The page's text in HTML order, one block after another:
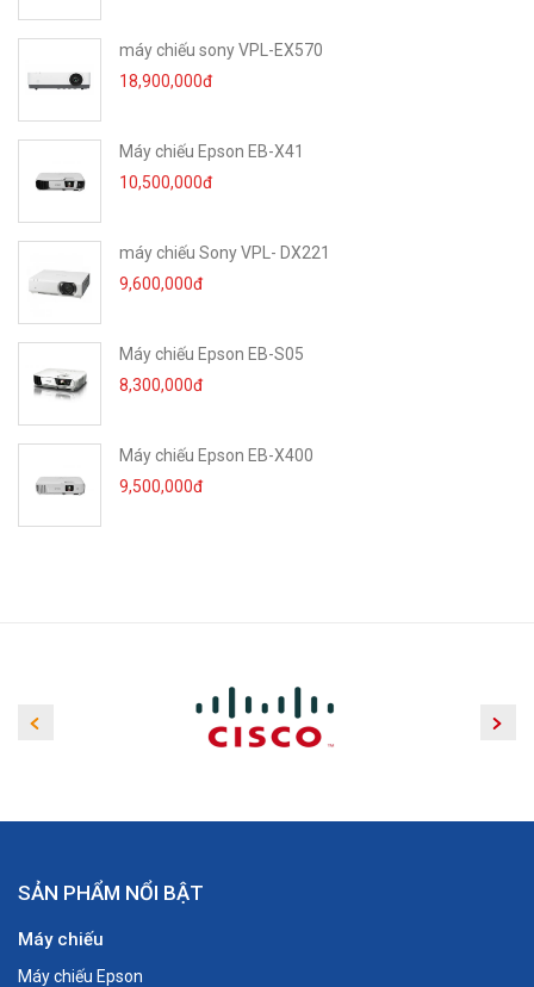
Kiểu màn chiếu
Thời gian bảo hành 12 tháng
Trung Quốc
Nguồn gốc
máy chiếu sony VPL-EX570
18,900,000đ
Máy chiếu Epson EB-X41
10,500,000đ
máy chiếu Sony VPL- DX221
9,600,000đ
Máy chiếu Epson EB-S05
8,300,000đ
Máy chiếu Epson EB-X400
9,500,000đ
SẢN PHẨM NỔI BẬT
Máy chiếu
Máy chiếu Epson